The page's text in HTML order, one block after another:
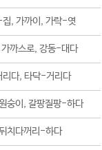
, 가까이, 가락-엿
까스로, 강동-대다
다, 타닥-거리다
숭이, 갈팡질팡-하다
치다꺼리-하다